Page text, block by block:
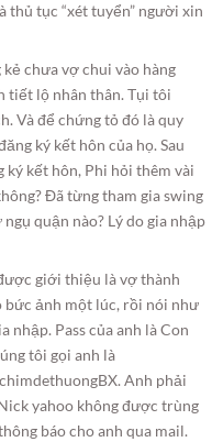
thủ tục “xét tuyển” người xin
kẻ chưa vợ chui vào hàng
tiết lộ nhân thân. Tụi tôi
Và để chứng tỏ đó là quy
ký kết hôn của họ. Sau
ký kết hôn, Phi hỏi thêm vài
Đã từng tham gia swing
quận nào? Lý do gia nhập
giới thiệu là vợ thành
bức ảnh một lúc, rồi nói như
nhập. Pass của anh là Con
tôi gọi anh là
Anh phải
yahoo không được trùng
báo cho anh qua mail.